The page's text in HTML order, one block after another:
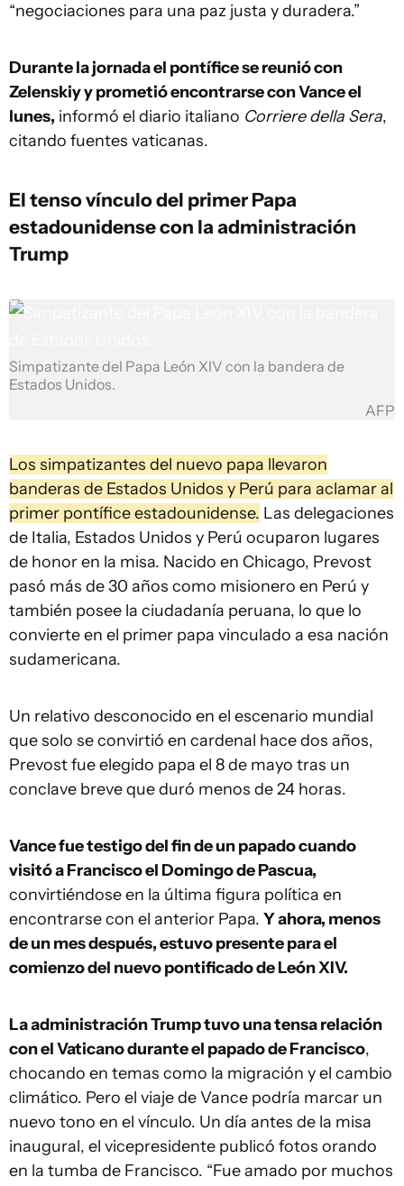
“negociaciones para una paz justa y duradera.”
Durante la jornada el pontífice se reunió con
Zelenskiy y prometió encontrarse con Vance el
lunes, informó el diario italiano Corriere della Sera,
citando fuentes vaticanas.
El tenso vínculo del primer Papa
estadounidense con la administración
Trump
Simpatizante del Papa León XIV con la bandera de
Estados Unidos.
AFP
Los simpatizantes del nuevo papa llevaron
banderas de Estados Unidos y Perú para aclamar al
primer pontífice estadounidense. Las delegaciones
de Italia, Estados Unidos y Perú ocuparon lugares
de honor en la misa. Nacido en Chicago, Prevost
pasó más de 30 años como misionero en Perú y
también posee la ciudadanía peruana, lo que lo
convierte en el primer papa vinculado a esa nación
sudamericana.
Un relativo desconocido en el escenario mundial
que solo se convirtió en cardenal hace dos años,
Prevost fue elegido papa el 8 de mayo tras un
conclave breve que duró menos de 24 horas.
Vance fue testigo del fin de un papado cuando
visitó a Francisco el Domingo de Pascua,
convirtiéndose en la última figura política en
encontrarse con el anterior Papa. Y ahora, menos
de un mes después, estuvo presente para el
comienzo del nuevo pontificado de León XIV.
La administración Trump tuvo una tensa relación
con el Vaticano durante el papado de Francisco,
chocando en temas como la migración y el cambio
climático. Pero el viaje de Vance podría marcar un
nuevo tono en el vínculo. Un día antes de la misa
inaugural, el vicepresidente publicó fotos orando
en la tumba de Francisco. “Fue amado por muchos